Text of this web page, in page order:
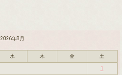
2026年8月
水 木 金 土
1